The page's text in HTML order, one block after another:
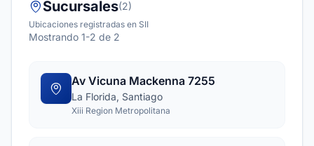
Sucursales(2)
Ubicaciones registradas en SII
Mostrando 1-2 de 2
Av Vicuna Mackenna 7255
La Florida, Santiago
Xiii Region Metropolitana